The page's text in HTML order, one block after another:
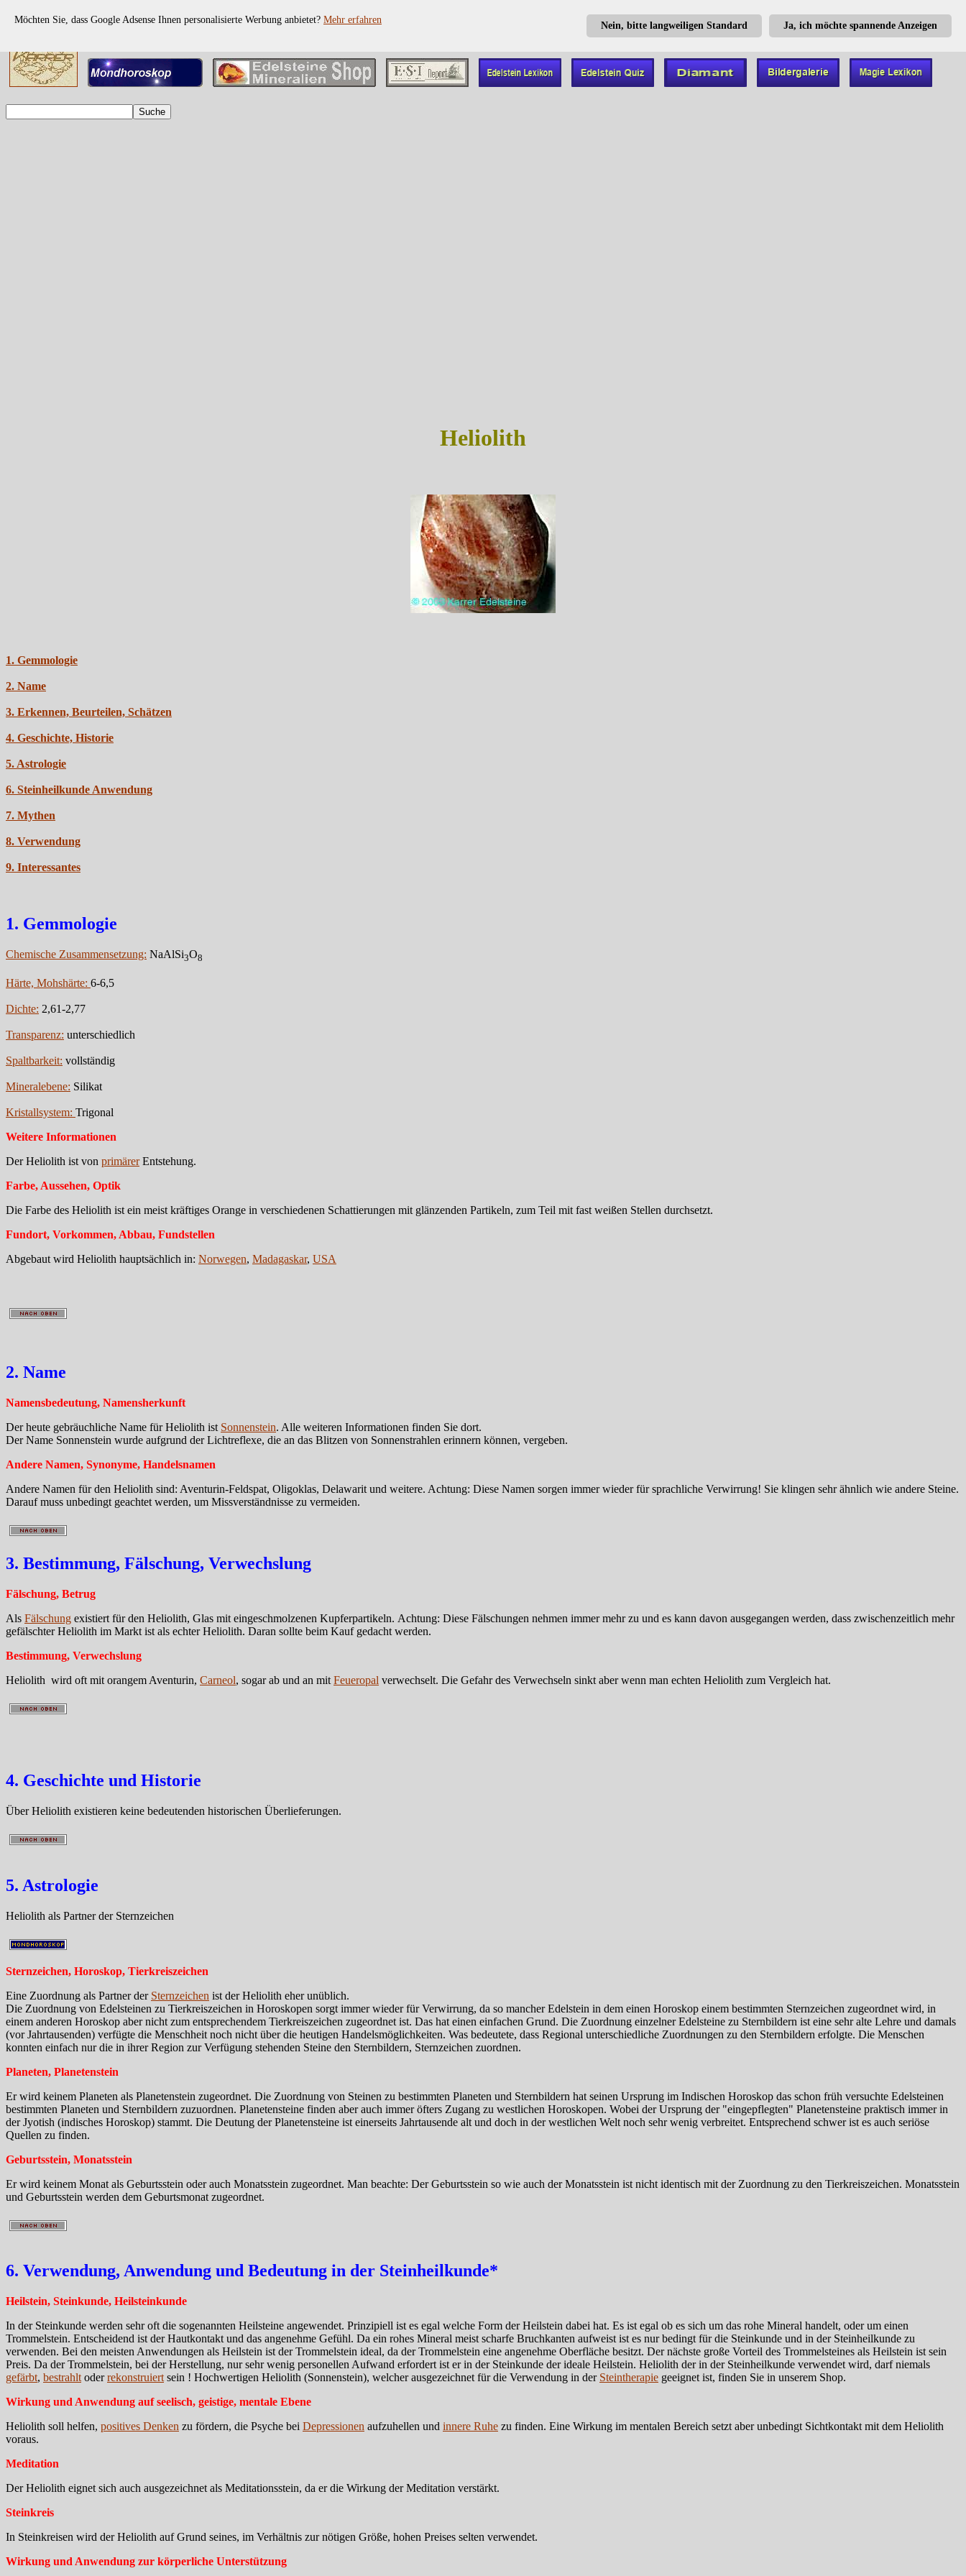
Ja, ich möchte spannende Anzeigen
Nein, bitte langweiligen Standard
Möchten Sie, dass Google Adsense Ihnen personalisierte Werbung anbietet? Mehr erfahren
Heliolith
1. Gemmologie
2. Name
3. Erkennen, Beurteilen, Schätzen
4. Geschichte, Historie
5. Astrologie
6. Steinheilkunde Anwendung
7. Mythen
8. Verwendung
9. Interessantes
1. Gemmologie
Chemische Zusammensetzung: NaAlSi3O8
Härte, Mohshärte: 6-6,5
Dichte: 2,61-2,77
Transparenz: unterschiedlich
Spaltbarkeit: vollständig
Mineralebene: Silikat
Kristallsystem: Trigonal
Weitere Informationen
Der Heliolith ist von primärerEntstehung.
Farbe, Aussehen, Optik
Die Farbe des Heliolith ist ein meist kräftiges Orange in verschiedenen Schattierungen mit glänzenden Partikeln, zum Teil mit fast weißen Stellen durchsetzt.
Fundort, Vorkommen, Abbau, Fundstellen
Abgebaut wird Heliolith hauptsächlich in: Norwegen, Madagaskar, USA
2. Name
Namensbedeutung, Namensherkunft
Der heute gebräuchliche Name für Heliolith ist Sonnenstein. Alle weiteren Informationen finden Sie dort.
Der Name Sonnenstein wurde aufgrund der Lichtreflexe, die an das Blitzen von Sonnenstrahlen erinnern können, vergeben.
Andere Namen, Synonyme, Handelsnamen
Andere Namen für den Heliolith sind: Aventurin-Feldspat, Oligoklas, Delawarit und weitere. Achtung: Diese Namen sorgen immer wieder für sprachliche Verwirrung! Sie klingen sehr ähnlich wie andere Steine.
Darauf muss unbedingt geachtet werden, um Missverständnisse zu vermeiden.
3. Bestimmung, Fälschung, Verwechslung
Fälschung, Betrug
Als Fälschung existiert für den Heliolith, Glas mit eingeschmolzenen Kupferpartikeln. Achtung: Diese Fälschungen nehmen immer mehr zu und es kann davon ausgegangen werden, dass zwischenzeitlich mehr
gefälschter Heliolith im Markt ist als echter Heliolith. Daran sollte beim Kauf gedacht werden.
Bestimmung, Verwechslung
Heliolith wird oft mit orangem Aventurin, Carneol, sogar ab und an mit Feueropal verwechselt. Die Gefahr des Verwechseln sinkt aber wenn man echten Heliolith zum Vergleich hat.
4. Geschichte und Historie
Über Heliolith existieren keine bedeutenden historischen Überlieferungen.
5. Astrologie
Heliolith als Partner der Sternzeichen
Sternzeichen, Horoskop, Tierkreiszeichen
Eine Zuordnung als Partner der Sternzeichen ist der Heliolith eher unüblich.
Die Zuordnung von Edelsteinen zu Tierkreiszeichen in Horoskopen sorgt immer wieder für Verwirrung, da so mancher Edelstein in dem einen Horoskop einem bestimmten Sternzeichen zugeordnet wird, in
einem anderen Horoskop aber nicht zum entsprechendem Tierkreiszeichen zugeordnet ist. Das hat einen einfachen Grund. Die Zuordnung einzelner Edelsteine zu Sternbildern ist eine sehr alte Lehre und damals
(vor Jahrtausenden) verfügte die Menschheit noch nicht über die heutigen Handelsmöglichkeiten. Was bedeutete, dass Regional unterschiedliche Zuordnungen zu den Sternbildern erfolgte. Die Menschen
konnten einfach nur die in ihrer Region zur Verfügung stehenden Steine den Sternbildern, Sternzeichen zuordnen.
Planeten, Planetenstein
Er wird keinem Planeten als Planetenstein zugeordnet. Die Zuordnung von Steinen zu bestimmten Planeten und Sternbildern hat seinen Ursprung im Indischen Horoskop das schon früh versuchte Edelsteinen
bestimmten Planeten und Sternbildern zuzuordnen. Planetensteine finden aber auch immer öfters Zugang zu westlichen Horoskopen. Wobei der Ursprung der "eingepflegten" Planetensteine praktisch immer in
der Jyotish (indisches Horoskop) stammt. Die Deutung der Planetensteine ist einerseits Jahrtausende alt und doch in der westlichen Welt noch sehr wenig verbreitet. Entsprechend schwer ist es auch seriöse
Quellen zu finden.
Geburtsstein, Monatsstein
Er wird keinem Monat als Geburtsstein oder auch Monatsstein zugeordnet. Man beachte: Der Geburtsstein so wie auch der Monatsstein ist nicht identisch mit der Zuordnung zu den Tierkreiszeichen. Monatsstein
und Geburtsstein werden dem Geburtsmonat zugeordnet.
6. Verwendung, Anwendung und Bedeutung in der Steinheilkunde*
Heilstein, Steinkunde, Heilsteinkunde
In der Steinkunde werden sehr oft die sogenannten Heilsteine angewendet. Prinzipiell ist es egal welche Form der Heilstein dabei hat. Es ist egal ob es sich um das rohe Mineral handelt, oder um einen
Trommelstein. Entscheidend ist der Hautkontakt und das angenehme Gefühl. Da ein rohes Mineral meist scharfe Bruchkanten aufweist ist es nur bedingt für die Steinkunde und in der Steinheilkunde zu
verwenden. Bei den meisten Anwendungen als Heilstein ist der Trommelstein ideal, da der Trommelstein eine angenehme Oberfläche besitzt. Der nächste große Vorteil des Trommelsteines als Heilstein ist sein
Preis. Da der Trommelstein, bei der Herstellung, nur sehr wenig personellen Aufwand erfordert ist er in der Steinkunde der ideale Heilstein. Heliolith der in der Steinheilkunde verwendet wird, darf niemals
gefärbt, bestrahlt oderrekonstruiert sein ! Hochwertigen Heliolith (Sonnenstein), welcher ausgezeichnet für die Verwendung in der Steintherapie geeignet ist, finden Sie in unserem Shop.
Wirkung und Anwendung auf seelisch, geistige, mentale Ebene
Heliolith soll helfen, positives Denken zu fördern, die Psyche bei Depressionen aufzuhellen und innere Ruhe zu finden. Eine Wirkung im mentalen Bereich setzt aber unbedingt Sichtkontakt mit dem Heliolith
voraus.
Meditation
Der Heliolith eignet sich auch ausgezeichnet als Meditationsstein, da er die Wirkung der Meditation verstärkt.
Steinkreis
In Steinkreisen wird der Heliolith auf Grund seines, im Verhältnis zur nötigen Größe, hohen Preises selten verwendet.
Wirkung und Anwendung zur körperliche Unterstützung